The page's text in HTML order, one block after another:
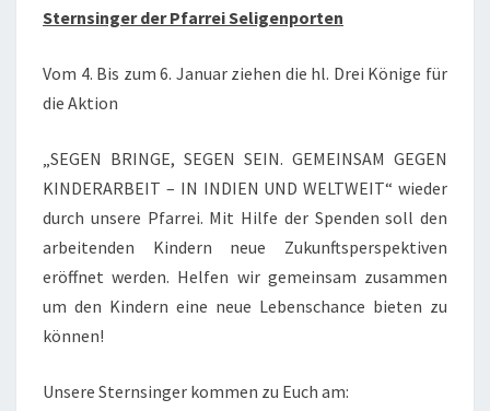
UNTERWEGS
Sternsinger der Pfarrei Seligenporten
Vom 4. Bis zum 6. Januar ziehen die hl. Drei Könige für
die Aktion
„SEGEN BRINGE, SEGEN SEIN. GEMEINSAM GEGEN
KINDERARBEIT – IN INDIEN UND WELTWEIT“ wieder
durch unsere Pfarrei. Mit Hilfe der Spenden soll den
arbeitenden Kindern neue Zukunftsperspektiven
eröffnet werden. Helfen wir gemeinsam zusammen
um den Kindern eine neue Lebenschance bieten zu
können!
Unsere Sternsinger kommen zu Euch am: